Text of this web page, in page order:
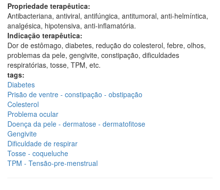
Propriedade terapêutica:
Antibacteriana, antiviral, antifúngica, antitumoral, anti-helmíntica,
analgésica, hipotensiva, anti-inflamatória.
Indicação terapêutica:
Dor de estômago, diabetes, redução do colesterol, febre, olhos,
problemas da pele, gengivite, constipação, dificuldades
respiratórias, tosse, TPM, etc.
tags:
Diabetes
Prisão de ventre - constipação - obstipação
Colesterol
Problema ocular
Doença da pele - dermatose - dermatofitose
Gengivite
Dificuldade de respirar
Tosse - coqueluche
TPM - Tensão-pre-menstrual